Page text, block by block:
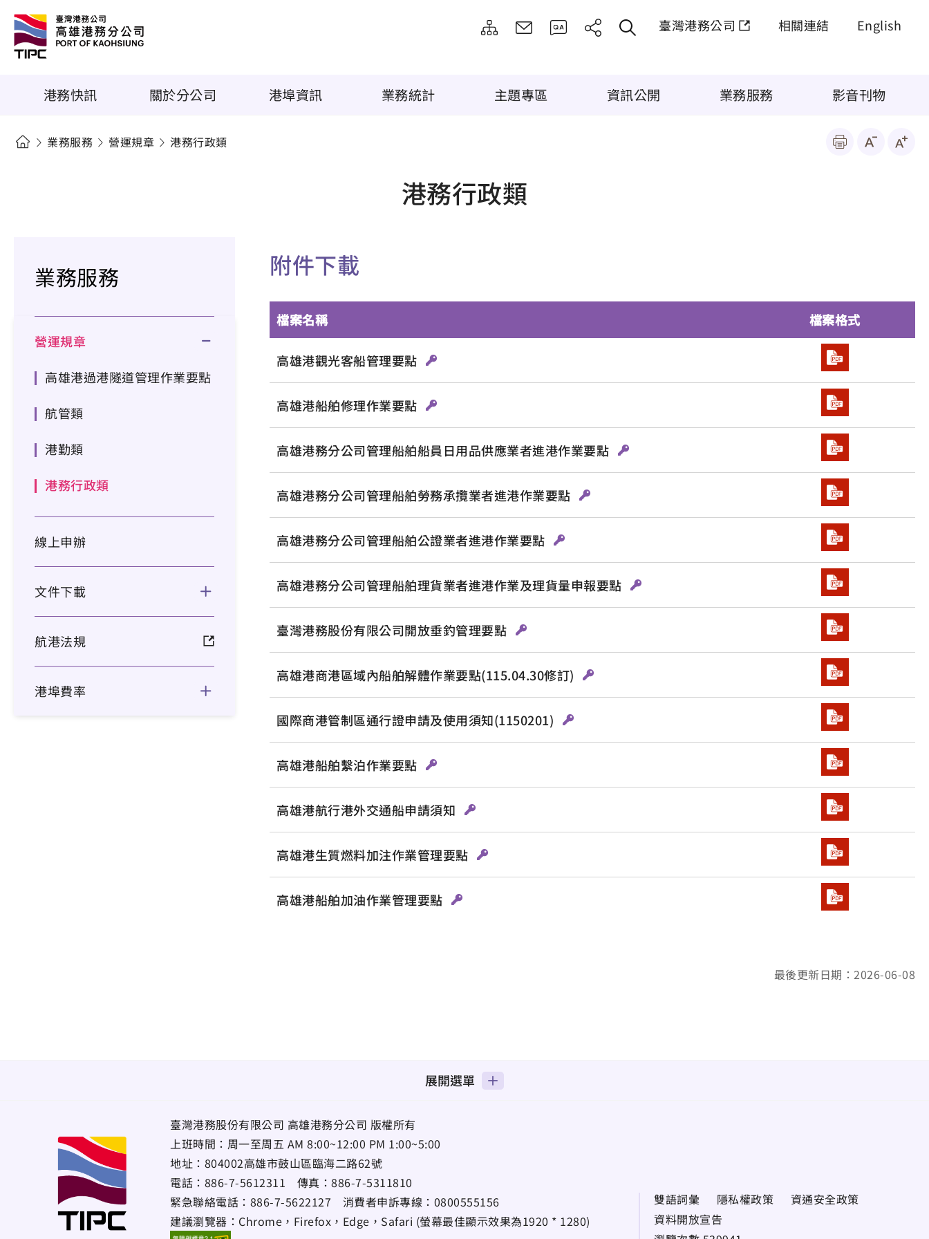
臺灣港務公司 相關連結 English
港務快訊 關於分公司 港埠資訊 業務統計 主題專區 資訊公開 業務服務 影音刊物
業務服務 營運規章 港務行政類
港務行政類
業務服務
營運規章
高雄港過港隧道管理作業要點
航管類
港勤類
港務行政類
線上申辦
文件下載
航港法規
港埠費率
附件下載
檔案名稱 檔案格式
高雄港觀光客船管理要點
高雄港船舶修理作業要點
高雄港務分公司管理船舶船員日用品供應業者進港作業要點
高雄港務分公司管理船舶勞務承攬業者進港作業要點
高雄港務分公司管理船舶公證業者進港作業要點
高雄港務分公司管理船舶理貨業者進港作業及理貨量申報要點
臺灣港務股份有限公司開放垂釣管理要點
高雄港商港區域內船舶解體作業要點(115.04.30修訂)
國際商港管制區通行證申請及使用須知(1150201)
高雄港船舶繫泊作業要點
高雄港航行港外交通船申請須知
高雄港生質燃料加注作業管理要點
高雄港船舶加油作業管理要點
最後更新日期：2026-06-08
展開選單
臺灣港務股份有限公司 高雄港務分公司 版權所有
上班時間：周一至周五 AM 8:00~12:00 PM 1:00~5:00
地址： 804002高雄市鼓山區臨海二路62號
電話： 886-7-5612311 傳真： 886-7-5311810
緊急聯絡電話： 886-7-5622127 消費者申訴專線： 0800555156
建議瀏覽器：Chrome，Firefox，Edge，Safari (螢幕最佳顯示效果為1920 * 1280)
雙語詞彙 隱私權政策
資通安全政策
資料開放宣告